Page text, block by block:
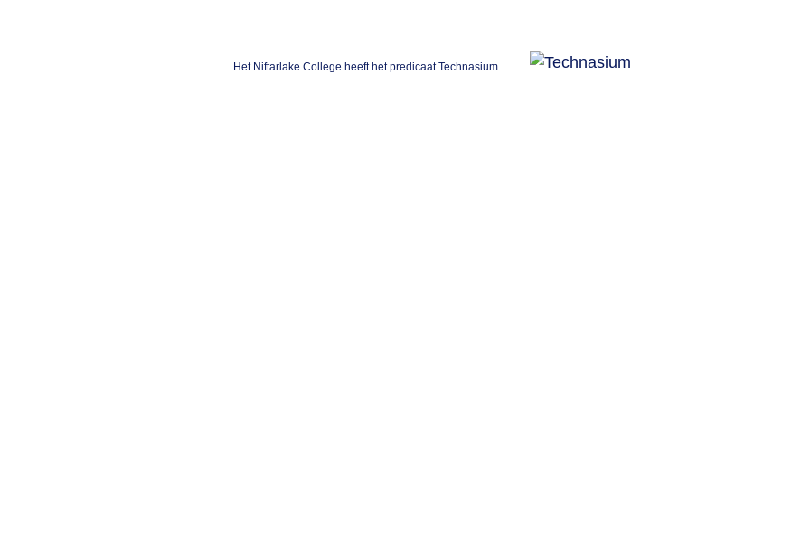
Het Niftarlake College heeft het predicaat Technasium